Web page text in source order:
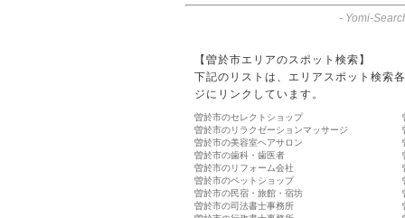
- Yomi-
【曽於市エリアのスポット検索】
下記のリストは、エリアスポット検索
ジにリンクしています。
曽於市のセレクトショップ
曽於市のリラクゼーションマッサージ
曽於市の美容室ヘアサロン
曽於市の歯科・歯医者
曽於市のリフォーム会社
曽於市のペットショップ
曽於市の民宿・旅館・宿坊
曽於市の司法書士事務所